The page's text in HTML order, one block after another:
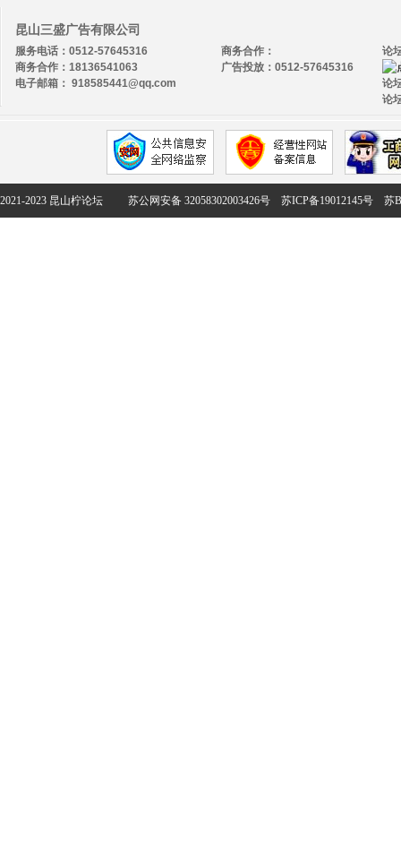
昆山三盛广告有限公司
服务电话：0512-57645316
商务合作：18136541063
电子邮箱： 918585441@qq.com
论
论
论
商务合作：
广告投放：0512-57645316
2021-2023 昆山柠论坛 苏公网安备 32058302003426号 苏ICP备19012145号 苏